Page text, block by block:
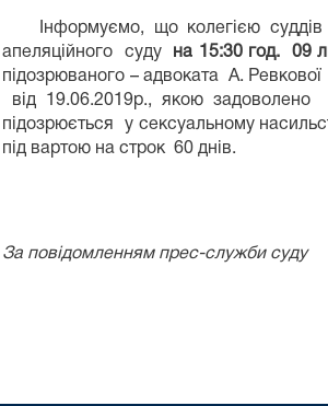
Інформуємо, що колегією суддів
апеляційного суду на 15:30 год. 09
підозрюваного – адвоката А.
від 19.06.2019р., якою
підозрюється у сексуальному
під вартою на строк 60 днів.
За повідомленням прес-служби суду